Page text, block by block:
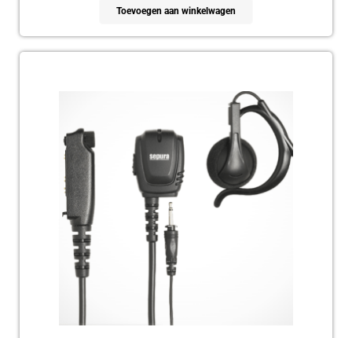
Toevoegen aan winkelwagen